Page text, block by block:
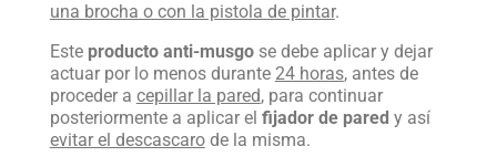
una brocha o con la pistola de pintar.
Este producto anti-musgose debe aplicar y dejar
actuar por lo menos durante 24 horas, antes de
proceder a cepillar la pared, para continuar
posteriormente a aplicar el fijador de pared y así
evitar el descascarode la misma.